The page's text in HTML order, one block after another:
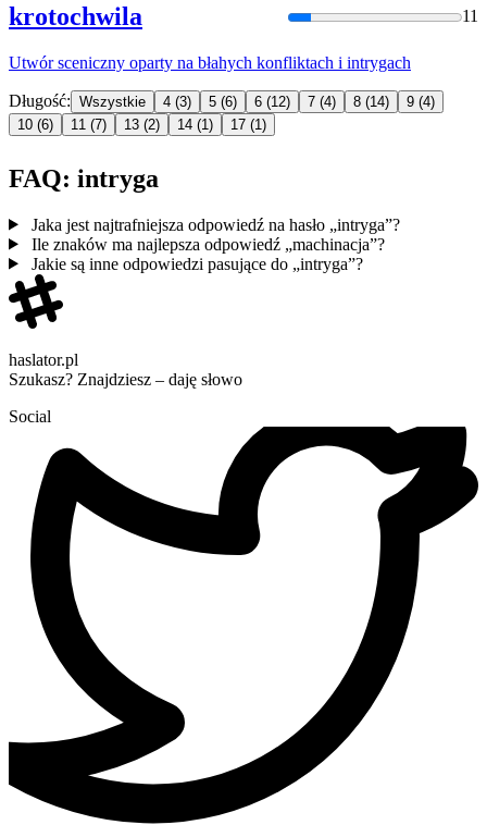
krotochwila 11
Utwór sceniczny oparty na błahych konfliktach i intrygach
Długość: Wszystkie 4 (3) 5 (6) 6 (12) 7 (4) 8 (14) 9 (4)
10 (6) 11 (7) 13 (2) 14 (1) 17 (1)
FAQ: intryga
Jaka jest najtrafniejsza odpowiedź na hasło „intryga”?
Ile znaków ma najlepsza odpowiedź „machinacja”?
Jakie są inne odpowiedzi pasujące do „intryga”?
haslator.pl
Szukasz? Znajdziesz – daję słowo
Social